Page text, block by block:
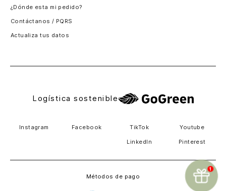
¿Dónde esta mi pedido?
Contáctanos / PQRS
Actualiza tus datos
Logística sostenible
Instagram Facebook TikTok Youtube
LinkedIn Pinterest
Métodos de pago